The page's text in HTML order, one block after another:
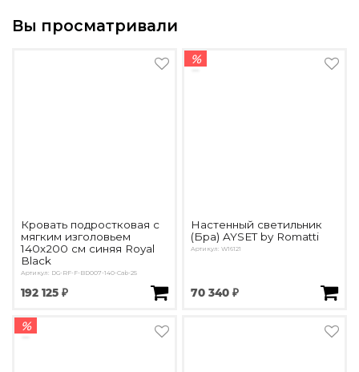
Вы просматривали
Кровать подростковая с
мягким изголовьем
140х200 см синяя Royal
Black
Артикул: DG-RF-F-BD007-140-Cab-25
192 125 ₽
%
Настенный светильник
(Бра) AYSET by Romatti
Артикул: W16121
70 340 ₽
%